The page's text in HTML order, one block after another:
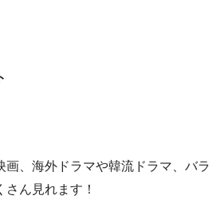
画、海外ドラマや韓流ドラマ、バラ
ん見れます！